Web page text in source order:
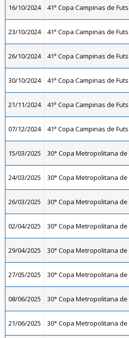
16/10/2024 41ª Copa Campinas de
23/10/2024 41ª Copa Campinas de
26/10/2024 41ª Copa Campinas de
30/10/2024 41ª Copa Campinas de
21/11/2024 41ª Copa Campinas de
07/12/2024 41ª Copa Campinas de
15/03/2025 30° Copa Metropolitana de
24/03/2025 30° Copa Metropolitana de
26/03/2025 30° Copa Metropolitana de
02/04/2025 30° Copa Metropolitana de
29/04/2025 30° Copa Metropolitana de
27/05/2025 30° Copa Metropolitana de
08/06/2025 30° Copa Metropolitana de
21/06/2025 30° Copa Metropolitana de